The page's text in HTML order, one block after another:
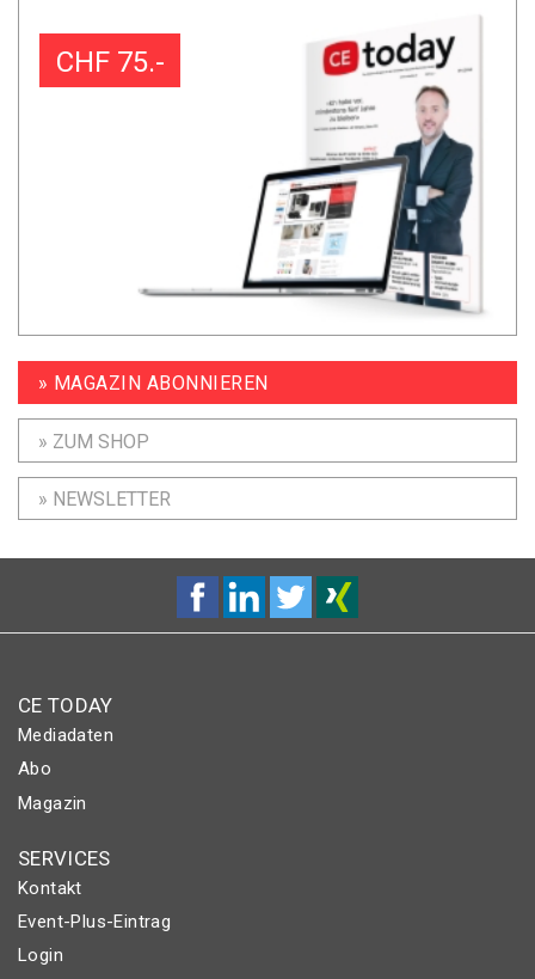
CHF 75.-
» MAGAZIN ABONNIEREN
» ZUM SHOP
» NEWSLETTER
CE TODAY
Mediadaten
Abo
Magazin
SERVICES
Kontakt
Event-Plus-Eintrag
Login